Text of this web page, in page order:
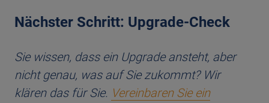
Nächster Schritt: Upgrade-Check
Sie wissen, dass ein Upgrade ansteht, aber
nicht genau, was auf Sie zukommt? Wir
klären das für Sie. Vereinbaren Sie ein